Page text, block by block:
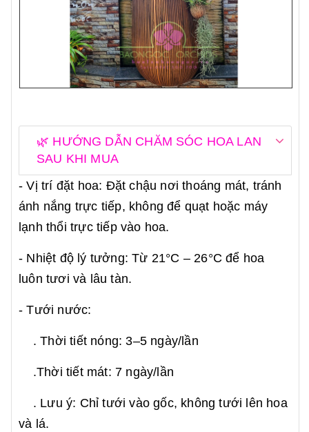
🌿 HƯỚNG DẪN CHĂM SÓC HOA LAN
SAU KHI MUA
- Vị trí đặt hoa: Đặt chậu nơi thoáng mát, tránh
ánh nắng trực tiếp, không để quạt hoặc máy
lạnh thổi trực tiếp vào hoa.
- Nhiệt độ lý tưởng: Từ 21°C – 26°C để hoa
luôn tươi và lâu tàn.
- Tưới nước:
. Thời tiết nóng: 3–5 ngày/lần
.Thời tiết mát: 7 ngày/lần
. Lưu ý: Chỉ tưới vào gốc, không tưới lên hoa
và lá.